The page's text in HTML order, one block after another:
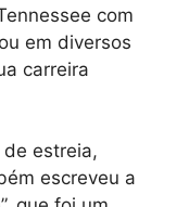
com
em diversos
carreira
de estreia,
escreveu a